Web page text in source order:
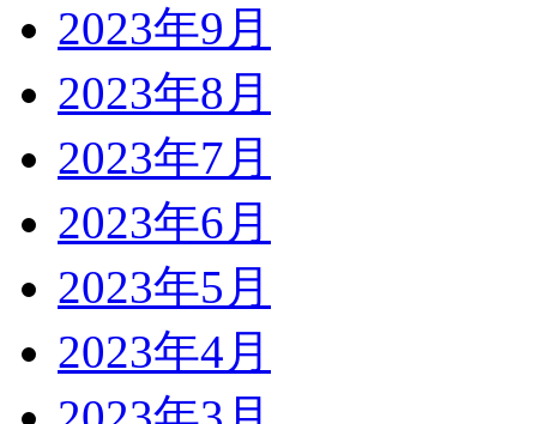
2023年9月
2023年8月
2023年7月
2023年6月
2023年5月
2023年4月